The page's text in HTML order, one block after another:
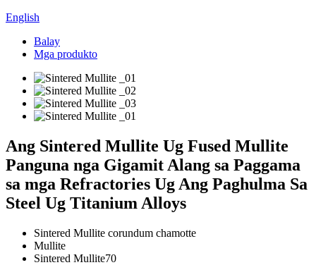
English
Balay
Mga produkto
Ang Sintered Mullite Ug Fused Mullite
Panguna nga Gigamit Alang sa Paggama
sa mga Refractories Ug Ang Paghulma Sa
Steel Ug Titanium Alloys
Sintered Mullite corundum chamotte
Mullite
Sintered Mullite70